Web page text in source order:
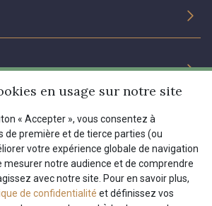
Belgique, International
fréquentes
FR EN
en usage sur notre site
« Accepter », vous consentez à
de première et de tierce parties (ou
votre expérience globale de navigation
mesurer notre audience et de comprendre
avec notre site. Pour en savoir plus,
de confidentialité et définissez vos